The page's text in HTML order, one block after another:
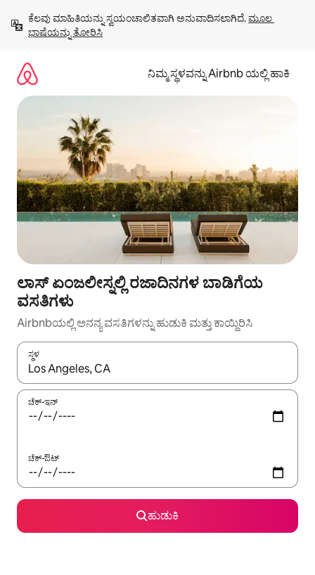
ಹೋಗಿ
ಕೆಲವು ಮಾಹಿತಿಯನ್ನು ಸ್ವಯಂಚಾಲಿತವಾಗಿ ಅನುವಾದಿಸಲಾಗಿದೆ. ಮೂಲ
ಭಾಷೆಯನ್ನು ತೋರಿಸಿ
ನಿಮ್ಮ ಸ್ಥಳವನ್ನು Airbnb ಯಲ್ಲಿ ಹಾಕಿ
ಲಾಸ್ ಏಂಜಲೀಸ್ನಲ್ಲಿ ರಜಾದಿನಗಳ ಬಾಡಿಗೆಯ
ವಸತಿಗಳು
Airbnbಯಲ್ಲಿ ಅನನ್ಯ ವಸತಿಗಳನ್ನು ಹುಡುಕಿ ಮತ್ತು ಕಾಯ್ದಿರಿಸಿ
ಸ್ಥಳ
ಫಲಿತಾಂಶಗಳು ಲಭ್ಯವಿರುವಾಗ, ಅಪ್ ಮತ್ತು ಡೌನ್ ಬಾಣದ ಕೀಲಿಗಳೊಂದಿಗೆ
ಚೆಕ್-ಇನ್
ಚೆಕ್-ಔಟ್
ಹುಡುಕಿ